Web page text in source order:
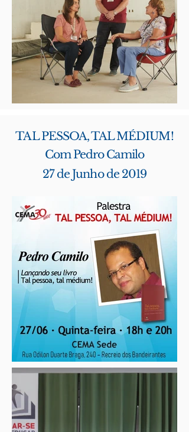
TAL PESSOA, TAL MÉDIUM!
Com Pedro Camilo
27 de Junho de 2019